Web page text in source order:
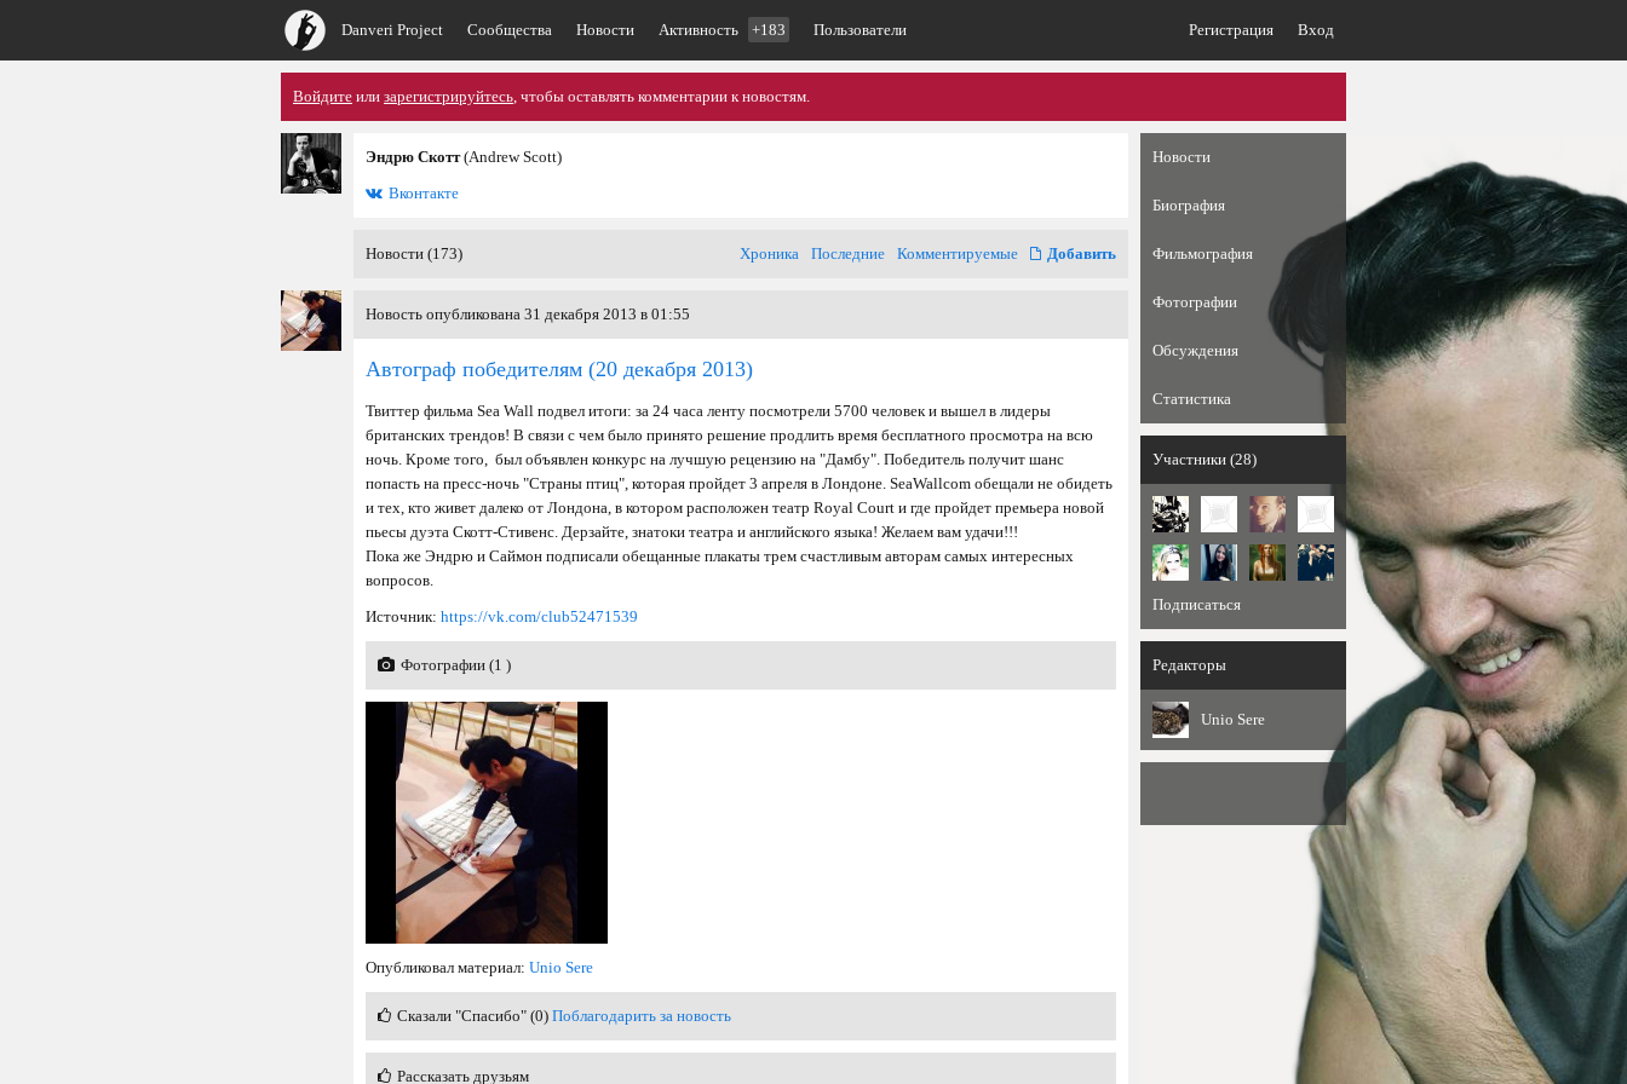
Danveri Project Сообщества Новости Активность +183 Пользователи Регистрация Вход
Войдите или зарегистрируйтесь, чтобы оставлять комментарии к новостям.
Эндрю Скотт(Andrew Scott)
Вконтакте
Новости (173) Хроника Последние Комментируемые Добавить
Новость опубликована 31 декабря 2013 в 01:55
Автограф победителям (20 декабря 2013)
Твиттер фильма Sea Wall подвел итоги: за 24 часа ленту посмотрели 5700 человек и вышел в лидеры
британских трендов! В связи с чем было принято решение продлить время бесплатного просмотра на всю
ночь. Кроме того, был объявлен конкурс на лучшую рецензию на "Дамбу". Победитель получит шанс
попасть на пресс-ночь "Страны птиц", которая пройдет 3 апреля в Лондоне. SeaWallcоm обещали не обидеть
и тех, кто живет далеко от Лондона, в котором расположен театр Royal Court и где пройдет премьера новой
пьесы дуэта Скотт-Стивенс. Дерзайте, знатоки театра и английского языка! Желаем вам удачи!!!
Пока же Эндрю и Саймон подписали обещанные плакаты трем счастливым авторам самых интересных
вопросов.
Источник: https://vk.com/club52471539
Фотографии (1 )
Опубликовал материал: Unio Sere
Сказали "Спасибо" (0) Поблагодарить за новость
Рассказать друзьям
Новости
Биография
Фильмография
Фотографии
Обсуждения
Статистика
Участники (28)
Подписаться
Редакторы
Unio Sere